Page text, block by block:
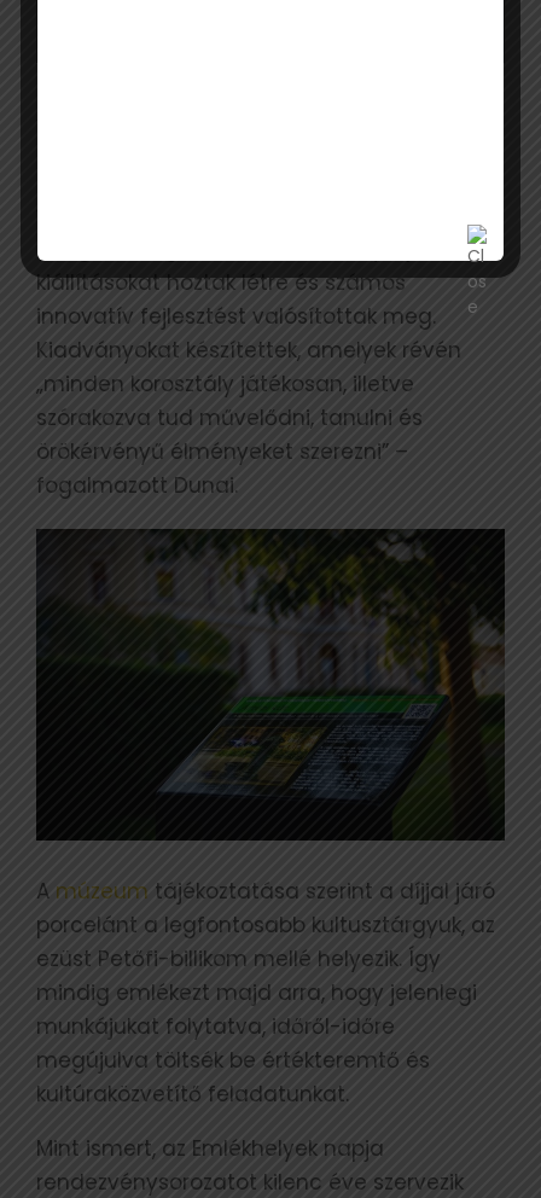
látogatót fogadott az intézmény. Új állandó
kiállításokat hoztak létre és számos
innovatív fejlesztést valósítottak meg.
Kiadványokat készítettek, amelyek révén
„minden korosztály játékosan, illetve
szórakozva tud művelődni, tanulni és
örökérvényű élményeket szerezni” –
fogalmazott Dunai.
A múzeum tájékoztatása szerint a díjjal járó
porcelánt a legfontosabb kultusztárgyuk, az
ezüst Petőfi-billikom mellé helyezik. Így
mindig emlékezt majd arra, hogy jelenlegi
munkájukat folytatva, időről-időre
megújulva töltsék be értékteremtő és
kultúraközvetítő feladatunkat.
Mint ismert, az Emlékhelyek napja
rendezvénysorozatot kilenc éve szervezik